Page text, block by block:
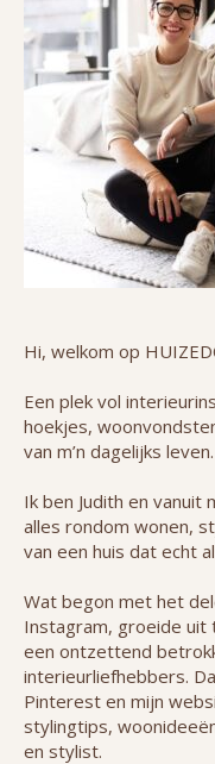
Hi, welkom op
Een plek vol
hoekjes,
van m’n dagelijks leven.
Ik ben Judith en
alles rondom wonen,
van een huis dat echt
Wat begon met het
Instagram, groeide
een ontzettend
interieurliefhebbers.
Pinterest en mijn
stylingtips,
en stylist.